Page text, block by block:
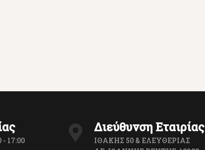
- 17:00
Διεύθυνση Εταιρίας
ΙΘΑΚΗΣ 50 & ΕΛΕΥΘΕΡΙΑΣ